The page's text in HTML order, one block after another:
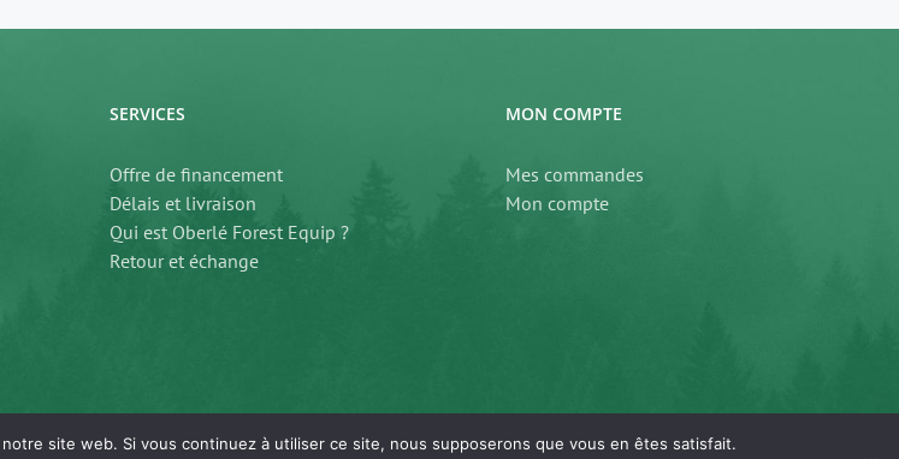
SERVICES
Offre de financement
Délais et livraison
Qui est Oberlé Forest Equip ?
Retour et échange
MON COMPTE
Mes commandes
Mon compte
site web. Si vous continuez à utiliser ce site, nous supposerons que vous en êtes satisfait.